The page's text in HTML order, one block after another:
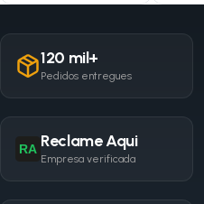
120 mil+
Pedidos entregues
RA Reclame Aqui
Empresa verificada